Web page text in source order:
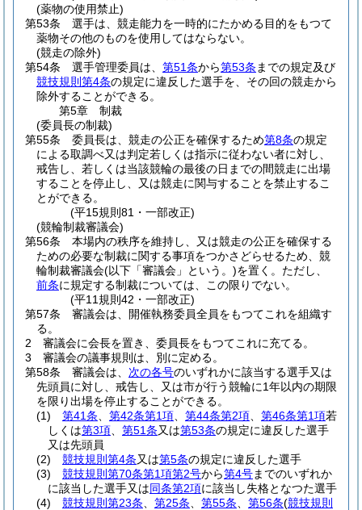
(薬物の使用禁止)
第53条
選手は、競走能力を一時的にたかめる目的をもつて
薬物その他のものを使用してはならない。
(競走の除外)
第54条
選手管理委員は、 第51条から第53条 までの規定及び
競技規則第4条の規定に違反した選手を、その回の競走から
除外することができる。
第5章
制裁
(委員長の制裁)
第55条
委員長は、競走の公正を確保するため第8条の規定
による取調べ又は判定若しくは指示に従わない者に対し、
戒告し、若しくは当該競輪の最後の日までの間競走に出場
することを停止し、又は競走に関与することを禁止するこ
とができる。
(平15規則81・一部改正)
(競輪制裁審議会)
第56条
本場内の秩序を維持し、又は競走の公正を確保する
ための必要な制裁に関する事項をつかさどらせるため、競
輪制裁審議会(以下「審議会」という。)を置く。 ただし、
前条に規定する制裁については、この限りでない。
(平11規則42・一部改正)
第57条
審議会は、開催執務委員全員をもつてこれを組織す
る。
2
審議会に会長を置き、委員長をもつてこれに充てる。
3
審議会の議事規則は、別に定める。
第58条
審議会は、 次の各号のいずれかに該当する選手又は
先頭員に対し、戒告し、又は市が行う競輪に1年以内の期限
を限り出場を停止することができる。
(1)
第41条 第42条第1項 第44条第2項 第46条第1項若
しくは第3項 第51条又は第53条の規定に違反した選手
又は先頭員
(2)
競技規則第4条又は第5条の規定に違反した選手
(3)
競技規則第70条第1項第2号から第4号までのいずれか
に該当した選手又は同条第2項に該当し失格となつた選手
(4)
競技規則第23条 第25条 第55条 第56条(競技規則